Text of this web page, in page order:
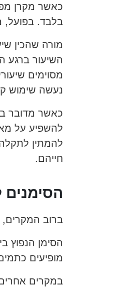
כאשר מקרן
בלבד. בפועל,
מורה שהכין
השיעור ברגע
מסוימים
נעשה שימוש
כאשר מדובר
להשפיע על
להמתין
חייהם.
ברוב המקרים,
הסימן הנפוץ
מופיעים
במקרים